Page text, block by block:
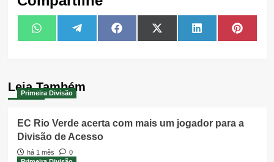
Share
on
WhatsAppShare
on
TelegramShare
on
FacebookShare
on
X
(Twitter)
Share
on
LinkedIn Share
on
Leia Também
Primeira Divisão
EC Rio Verde acerta com mais um jogador para a
Divisão de Acesso
há 1 mês
0